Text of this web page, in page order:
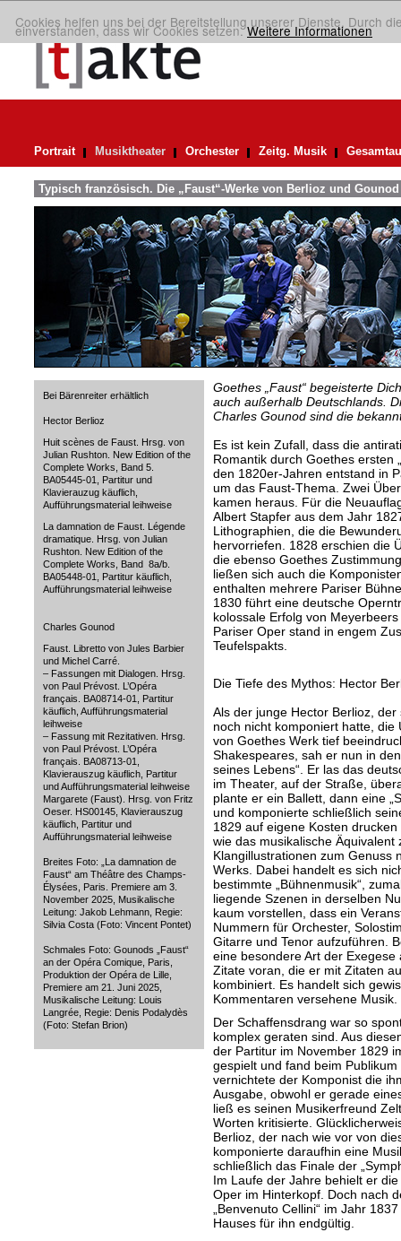
Cookies helfen uns bei der Bereitstellung unserer Dienste. Durch
einverstanden, dass wir Cookies setzen.Weitere Informationen
Portrait Musiktheater Orchester Zeitg. Musik
Typisch französisch. Die „Faust“-Werke von Berlioz und Gounod
Bei Bärenreiter erhältlich
Hector Berlioz
Huit scènes de Faust. Hrsg. von
Julian Rushton. New Edition of the
Complete Works, Band 5.
BA05445-01, Partitur und
Klavierauzug käuflich,
Aufführungsmaterial leihweise
La damnation de Faust. Légende
dramatique. Hrsg. von Julian
Rushton. New Edition of the
Complete Works, Band 8a/b.
BA05448-01, Partitur käuflich,
Aufführungsmaterial leihweise
Charles Gounod
Faust. Libretto von Jules Barbier
und Michel Carré.
– Fassungen mit Dialogen. Hrsg.
von Paul Prévost. L’Opéra
français. BA08714-01, Partitur
käuflich, Aufführungsmaterial
leihweise
– Fassung mit Rezitativen. Hrsg.
von Paul Prévost. L’Opéra
français. BA08713-01,
Klavierauszug käuflich, Partitur
und Aufführungsmaterial leihweise
Margarete (Faust). Hrsg. von Fritz
Oeser. HS00145, Klavierauszug
käuflich, Partitur und
Aufführungsmaterial leihweise
Breites Foto: „La damnation de
Faust“ am Théâtre des Champs-
Élysées, Paris. Premiere am 3.
November 2025, Musikalische
Leitung: Jakob Lehmann, Regie:
Silvia Costa (Foto: Vincent Pontet)
Schmales Foto: Gounods „Faust“
an der Opéra Comique, Paris,
Produktion der Opéra de Lille,
Premiere am 21. Juni 2025,
Musikalische Leitung: Louis
Langrée, Regie: Denis Podalydès
(Foto: Stefan Brion)
Goethes „Faust“ begeisterte
auch außerhalb Deutschlands.
Charles Gounod sind die
Es ist kein Zufall, dass die
Romantik durch Goethes ersten
den 1820er-Jahren entstand in
um das Faust-Thema. Zwei
kamen heraus. Für die
Albert Stapfer aus dem Jahr
Lithographien, die die
hervorriefen. 1828 erschien die
die ebenso Goethes
ließen sich auch die
enthalten mehrere Pariser
1830 führt eine deutsche
kolossale Erfolg von
Pariser Oper stand in engem
Teufelspakts.
Die Tiefe des Mythos: Hector
Als der junge Hector Berlioz, der
noch nicht komponiert hatte,
von Goethes Werk tief
Shakespeares, sah er nun in
seines Lebens“. Er las das
im Theater, auf der Straße,
plante er ein Ballett, dann eine
und komponierte schließlich
1829 auf eigene Kosten
wie das musikalische Äquivalent
Klangillustrationen zum Genuss
Werks. Dabei handelt es sich
bestimmte „Bühnenmusik“,
liegende Szenen in derselben
kaum vorstellen, dass ein
Nummern für Orchester,
Gitarre und Tenor aufzuführen.
eine besondere Art der Exegese
Zitate voran, die er mit Zitaten
kombiniert. Es handelt sich
Kommentaren versehene Musik.
Der Schaffensdrang war so
komplex geraten sind. Aus
der Partitur im November 1829
gespielt und fand beim
vernichtete der Komponist die
Ausgabe, obwohl er gerade
ließ es seinen Musikerfreund
Worten kritisierte.
Berlioz, der nach wie vor von
komponierte daraufhin eine
schließlich das Finale der
Im Laufe der Jahre behielt er
Oper im Hinterkopf. Doch nach
„Benvenuto Cellini“ im Jahr
Hauses für ihn endgültig.